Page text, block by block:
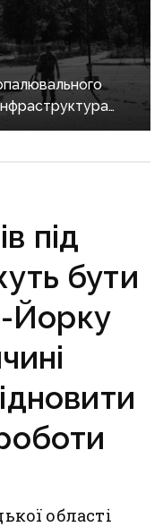
під
бути
Йорку
області